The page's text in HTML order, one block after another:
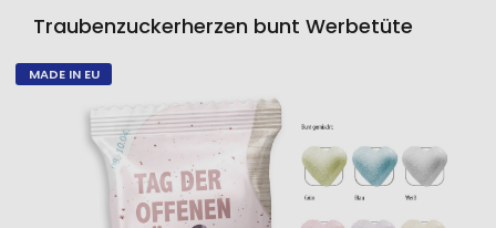
Traubenzuckerherzen bunt Werbetüte
Zum
Bildgalerie
MADE IN EU